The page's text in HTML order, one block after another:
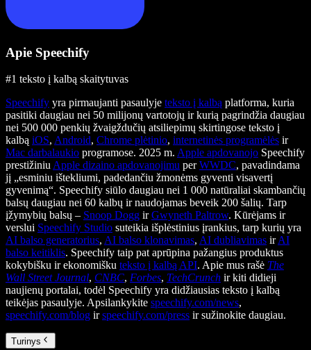
Apie Speechify
#1 teksto į kalbą skaitytuvas
Speechify yra pirmaujanti pasaulyje teksto į kalbą platforma, kuria
pasitiki daugiau nei 50 milijonų vartotojų ir kurią pagrindžia daugiau
nei 500 000 penkių žvaigždučių atsiliepimų skirtingose teksto į
kalbą iOS, Android, Chrome plėtinio, internetinės programėlės ir
Mac darbalaukio programose. 2025 m. Apple apdovanojo Speechify
prestižiniuApple dizaino apdovanojimu perWWDC, pavadindama
jį „esminiu ištekliumi, padedančiu žmonėms gyventi visavertį
gyvenimą“. Speechify siūlo daugiau nei 1 000 natūraliai skambančių
balsų daugiau nei 60 kalbų ir naudojamas beveik 200 šalių. Tarp
įžymybių balsų – Snoop Dogg irGwyneth Paltrow. Kūrėjams ir
verslui Speechify Studio suteikia išplėstinius įrankius, tarp kurių yra
AI balso generatorius, AI balso klonavimas, AI dubliavimas irAI
balso keitiklis. Speechify taip pat aprūpina pažangius produktus
kokybišku ir ekonomišku teksto į kalbą API. Apie mus rašė The
Wall Street Journal, CNBC, Forbes, TechCrunch ir kiti didieji
naujienų portalai, todėl Speechify yra didžiausias teksto į kalbą
teikėjas pasaulyje. Apsilankykite speechify.com/news,
speechify.com/blog irspeechify.com/press ir sužinokite daugiau.
Turinys